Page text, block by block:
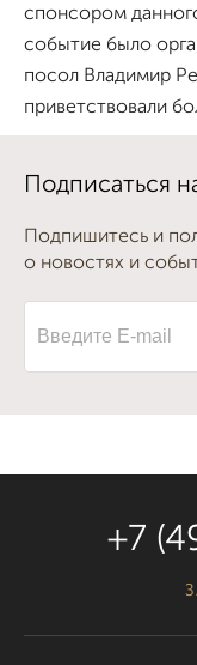
спонсором
событие было
посол Владимир
приветствовали
Подписаться
Подпишитесь и
о новостях и
+7